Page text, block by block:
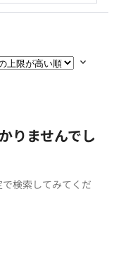
りませんでし
検索してみてくだ